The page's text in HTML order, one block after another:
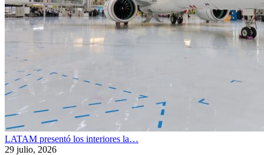
LATAM presentó los interiores la…
29 julio, 2026